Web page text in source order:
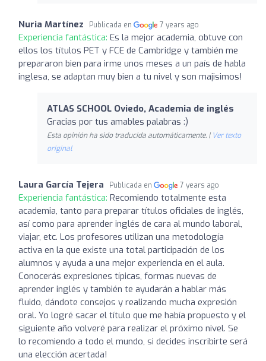
Nuria Martínez Publicada en 7 years ago
Experiencia fantástica: Es la mejor academia, obtuve con
ellos los títulos PET y FCE de Cambridge y también me
prepararon bien para irme unos meses a un país de habla
inglesa, se adaptan muy bien a tu nivel y son majisimos!
ATLAS SCHOOL Oviedo, Academia de inglés
Gracias por tus amables palabras :)
Esta opinión ha sido traducida automáticamente. | Ver texto
original
Laura García Tejera Publicada en 7 years ago
Experiencia fantástica: Recomiendo totalmente esta
academia, tanto para preparar títulos oficiales de inglés,
así como para aprender inglés de cara al mundo laboral,
viajar, etc. Los profesores utilizan una metodología
activa en la que existe una total participación de los
alumnos y ayuda a una mejor experiencia en el aula.
Conocerás expresiones típicas, formas nuevas de
aprender inglés y también te ayudarán a hablar más
fluido, dándote consejos y realizando mucha expresión
oral. Yo logré sacar el título que me había propuesto y el
siguiente año volveré para realizar el próximo nivel. Se
lo recomiendo a todo el mundo, si decides inscribirte será
una elección acertada!